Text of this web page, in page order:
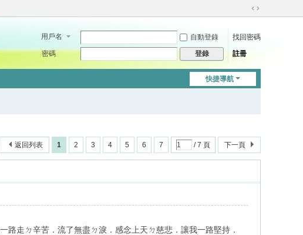
切
到
用戶名 自動登錄
找回密碼
密碼
登錄 註冊
快捷導航
1 2 3 4 5 6 7 / 7 頁 下一頁
返回列表
走ㄉ辛苦．流了無盡ㄉ淚．感念上天ㄉ慈悲．讓我一路堅持．